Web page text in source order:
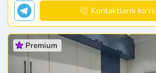
Kontaktlarni
Premium